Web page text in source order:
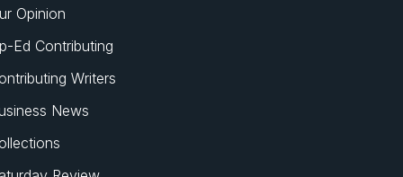
Opinion
Ed Contributing
Writers
News